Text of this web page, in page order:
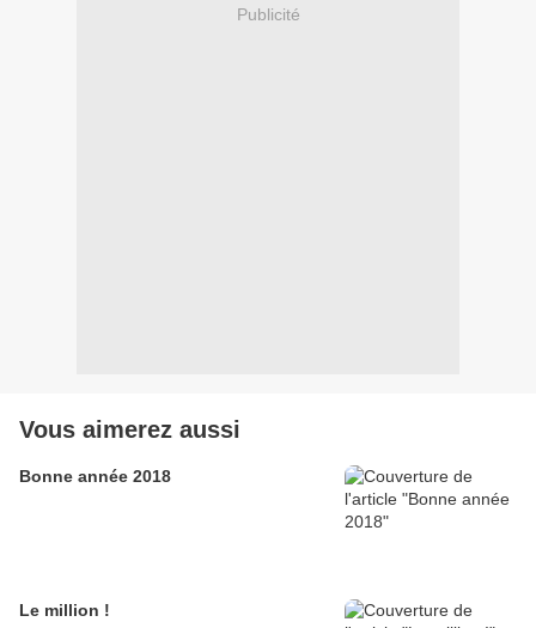
Publicité
Vous aimerez aussi
Bonne année 2018
Le million !